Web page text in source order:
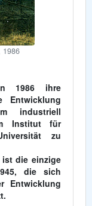
1986
1986 ihre
Entwicklung
industriell
Institut für
zu
ist die einzige
die sich
Entwicklung